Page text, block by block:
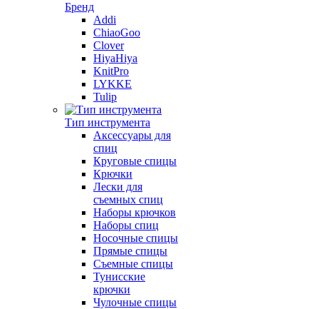
Бренд
Addi
ChiaoGoo
Clover
HiyaHiya
KnitPro
LYKKE
Tulip
Тип инструмента
Аксессуары для
спиц
Круговые спицы
Крючки
Лески для
съемных спиц
Наборы крючков
Наборы спиц
Носочные спицы
Прямые спицы
Съемные спицы
Тунисские
крючки
Чулочные спицы